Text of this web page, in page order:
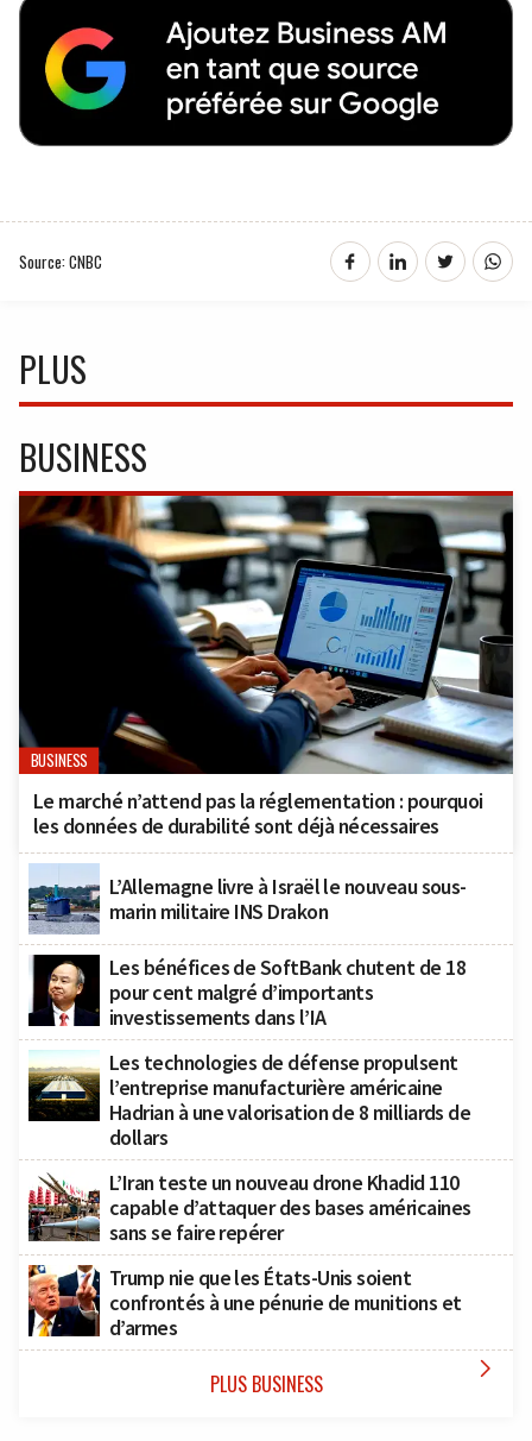
Source: CNBC
PLUS
BUSINESS
BUSINESS
Le marché n’attend pas la réglementation : pourquoi
les données de durabilité sont déjà nécessaires
L’Allemagne livre à Israël le nouveau sous-
marin militaire INS Drakon
Les bénéfices de SoftBank chutent de 18
pour cent malgré d’importants
investissements dans l’IA
Les technologies de défense propulsent
l’entreprise manufacturière américaine
Hadrian à une valorisation de 8 milliards de
dollars
L’Iran teste un nouveau drone Khadid 110
capable d’attaquer des bases américaines
sans se faire repérer
Trump nie que les États-Unis soient
confrontés à une pénurie de munitions et
d’armes
PLUS BUSINESS 